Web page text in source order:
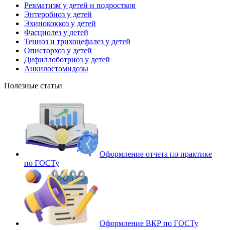
Ревматизм у детей и подростков
Энтеробиоз у детей
Эхинококкоз у детей
Фасциолез у детей
Тениоз и трихоцефалез у детей
Описторхоз у детей
Дифиллоботриоз у детей
Анкилостомидозы
Полезные статьи
Оформление отчета по практике
по ГОСТу
Оформление ВКР по ГОСТу